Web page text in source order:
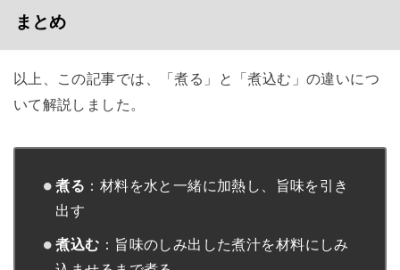
まとめ
以上、この記事では、「煮る」と「煮込む」の違いにつ
いて解説しました。
煮る ：材料を水と一緒に加熱し、旨味を引き
出す
煮込む ：旨味のしみ出した煮汁を材料にしみ